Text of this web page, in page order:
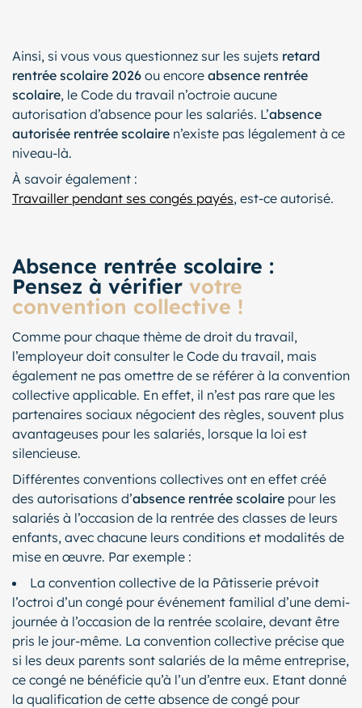
Ainsi, si vous vous questionnez sur les sujets retard
rentrée scolaire 2026 ou encore absence rentrée
scolaire, le Code du travail n’octroie aucune
autorisation d’absence pour les salariés. L’absence
autorisée rentrée scolaire n’existe pas légalement à ce
niveau-là.
À savoir également :
Travailler pendant ses congés payés, est-ce autorisé.
Absence rentrée scolaire :
Pensez à vérifier votre
convention collective !
Comme pour chaque thème de droit du travail,
l’employeur doit consulter le Code du travail, mais
également ne pas omettre de se référer à la convention
collective applicable. En effet, il n’est pas rare que les
partenaires sociaux négocient des règles, souvent plus
avantageuses pour les salariés, lorsque la loi est
silencieuse.
Différentes conventions collectives ont en effet créé
des autorisations d’absence rentrée scolaire pour les
salariés à l’occasion de la rentrée des classes de leurs
enfants, avec chacune leurs conditions et modalités de
mise en œuvre. Par exemple :
La convention collective de la Pâtisserie prévoit
l’octroi d’un congé pour événement familial d’une demi-
journée à l’occasion de la rentrée scolaire, devant être
pris le jour-même. La convention collective précise que
si les deux parents sont salariés de la même entreprise,
ce congé ne bénéficie qu’à l’un d’entre eux. Etant donné
la qualification de cette absence de congé pour